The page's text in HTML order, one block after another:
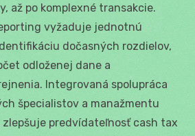
až po komplexné transakcie.
vyžaduje jednotnú
dočasných rozdielov,
odloženej dane a
Integrovaná spolupráca
špecialistov a manažmentu
predvídateľnosť cash tax